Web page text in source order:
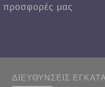
προσφορές μας
ΔΙΕΥΘΥΝΣΕΙΣ